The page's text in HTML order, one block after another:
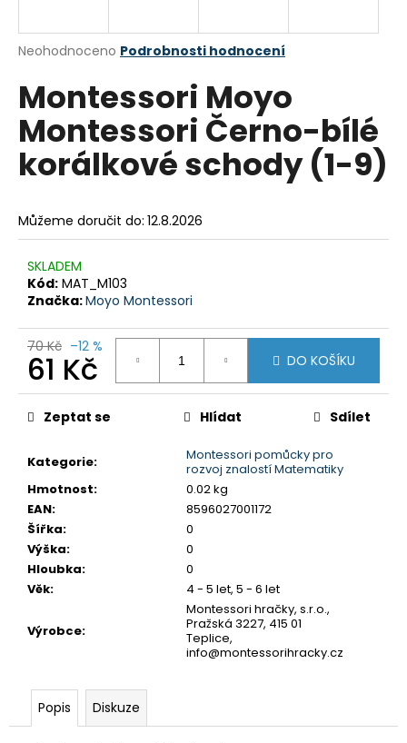
Průměrné
produktu
je
0,0
5
hvězdiček.
Neohodnoceno Podrobnosti hodnocení
Montessori Moyo
Montessori Černo-bílé
korálkové schody (1-9)
Můžeme doručit do: 12.8.2026
SKLADEM
Kód: MAT_M103
Značka:Moyo Montessori
70 Kč –12 %
61 Kč
Měrná
cena:
DO KOŠÍKU
Kategorie:
Montessori pomůcky pro
rozvoj znalostí Matematiky
Hmotnost:
0.02 kg
EAN:
8596027001172
Šířka:
0
Výška:
0
Hloubka:
0
Věk: 4 - 5 let, 5 - 6 let
Výrobce:
Montessori hračky, s.r.o.,
Pražská 3227, 415 01
Teplice,
info@montessorihracky.cz
Zeptat se Hlídat Sdílet
Popis Diskuze
j
t
?
D
o
p
o
u
č
u
e
m
e
ALBI
HŘEJIVÝ
TULEŇ
Kč